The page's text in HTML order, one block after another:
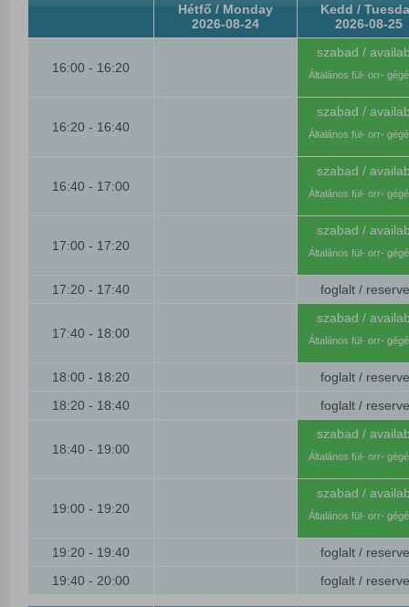
Hétfő / Monday
2026-08-24
Kedd /
2026-08-25
16:00 - 16:20
szabad /
Általános fül- orr-
16:20 - 16:40
szabad /
Általános fül- orr-
16:40 - 17:00
szabad /
Általános fül- orr-
17:00 - 17:20
szabad /
Általános fül- orr-
17:20 - 17:40 foglalt /
17:40 - 18:00
szabad /
Általános fül- orr-
18:00 - 18:20
foglalt /
18:20 - 18:40
foglalt /
18:40 - 19:00
szabad /
Általános fül- orr-
19:00 - 19:20
szabad /
Általános fül- orr-
19:20 - 19:40
foglalt /
19:40 - 20:00
foglalt /